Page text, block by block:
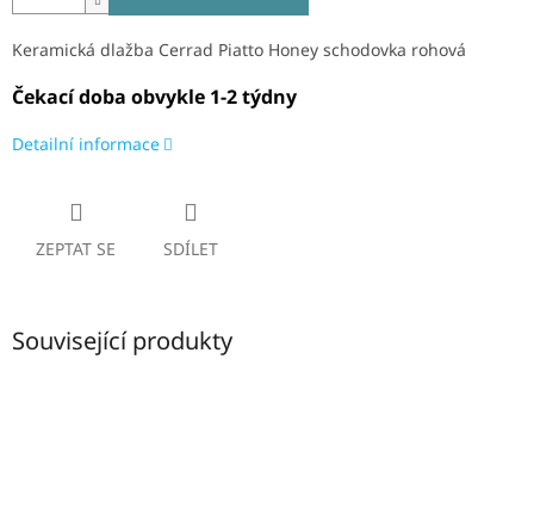
Keramická dlažba Cerrad Piatto Honey schodovka rohová
Čekací doba obvykle 1-2 týdny
Detailní informace
ZEPTAT SE SDÍLET
Související produkty